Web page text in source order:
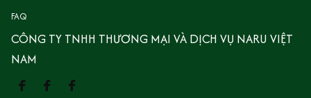
FAQ
CÔNG TY TNHH THƯƠNG MẠI VÀ DỊCH VỤ NARU VIỆT
NAM